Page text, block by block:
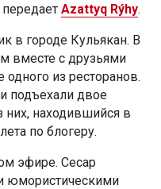
Azattyq Rýhy.
в городе Кульякан. В
вместе с друзьями
из ресторанов.
подъехали двое
находившийся в
по блогеру.
эфире. Сесар
юмористическими